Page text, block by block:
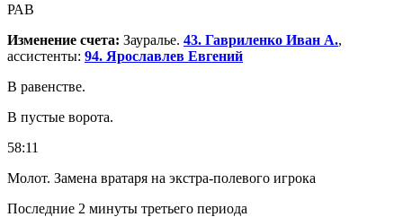
РАВ
Изменение счета: Зауралье. 43. Гавриленко Иван А.,
ассистенты: 94. Ярославлев Евгений
В равенстве.
В пустые ворота.
58:11
Молот. Замена вратаря на экстра-полевого игрока
Последние 2 минуты третьего периода